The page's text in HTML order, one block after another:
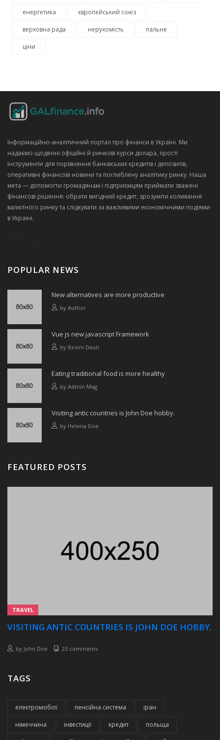
енергетика європейський союз
верховна рада нерухомість пальне
ціни
Інформаційно‑аналітичний портал про фінанси в Україні. Ми
надаємо щоденні офіційні й ринкові курси долара, прості
інструменти для порівняння банківських кредитів і депозитів,
оперативні фінансові новини та поглиблену аналітику ринку. Наша
мета — допомогти громадянам і підприємцям приймати зважені
фінансові рішення: обрати вигідний кредит, зрозуміти коливання
валютного ринку та слідкувати за важливими економічними подіями
в Україні.
POPULAR NEWS
New alternatives are more productive
by Author
Vue js new javascript Framework
by Besim Dauti
Eating traditional food is more healthy
by Admin Mag
Visiting antic countries is John Doe hobby.
by Helena Doe
FEATURED POSTS
TRAVEL
VISITING ANTIC COUNTRIES IS JOHN DOE HOBBY.
by John Doe 23 comments
TAGS
електромобілі пенсійна система іран
німеччина інвестиції кредит польща